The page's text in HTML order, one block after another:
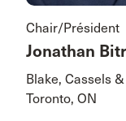
Chair/Président
Jonathan
Blake, Cassels
Toronto, ON